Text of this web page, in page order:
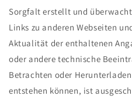
Sorgfalt erstellt und
Links zu anderen Webseiten
Aktualität der enthaltenen
oder andere technische
Betrachten oder
entstehen können, ist